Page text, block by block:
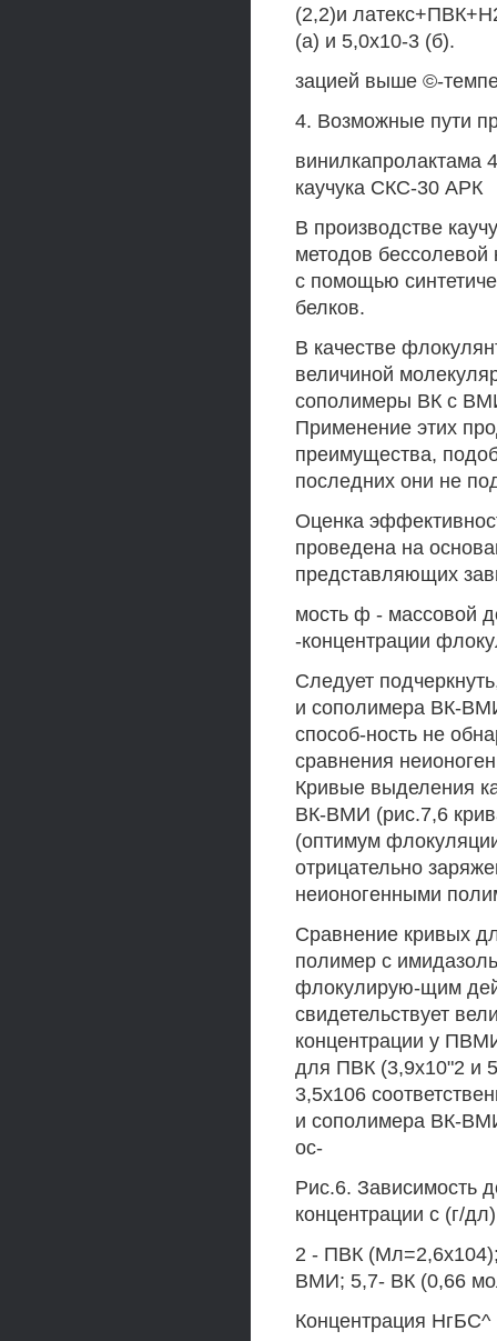
(2,2)и
(а) и 5,0х10-3 (б).
зацией выше ©-
4. Возможные пути
винилкапролактама
каучука СКС-30 АРК
В производстве
методов бессолевой
с помощью
белков.
В качестве
величиной
сополимеры ВК с
Применение этих
преимущества,
последних они не
Оценка
проведена на
представляющих
мость ф - массовой
-концентрации
Следует
и сополимера ВК-
способ-ность не
сравнения
Кривые выделения
ВК-ВМИ (рис.7,6
(оптимум
отрицательно
неионогенными
Сравнение кривых
полимер с
флокулирую-щим
свидетельствует
концентрации у
для ПВК (3,9х10"2 и
3,5х106
и сополимера ВК-
ос-
Рис.6. Зависимость
концентрации с (г/
2 - ПВК
ВМИ; 5,7- ВК (0,66
Концентрация